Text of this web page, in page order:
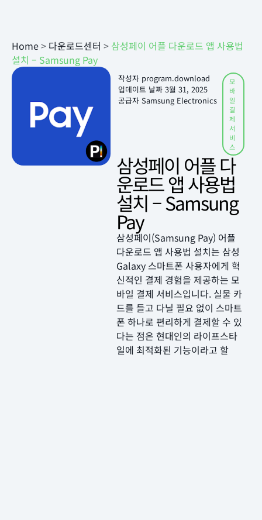
Home> 다운로드센터 > 삼성페이 어플 다운로드 앱 사용법
설치 – Samsung Pay
작성자 program.download
업데이트 날짜 3월 31, 2025
공급자 Samsung Electronics
모
바
일
결
제
서
비
스
삼성페이 어플 다
운로드 앱 사용법
설치 – Samsung
Pay
삼성페이(Samsung Pay) 어플
다운로드 앱 사용법 설치는 삼성
Galaxy 스마트폰 사용자에게 혁
신적인 결제 경험을 제공하는 모
바일 결제 서비스입니다. 실물 카
드를 들고 다닐 필요 없이 스마트
폰 하나로 편리하게 결제할 수 있
다는 점은 현대인의 라이프스타
일에 최적화된 기능이라고 할